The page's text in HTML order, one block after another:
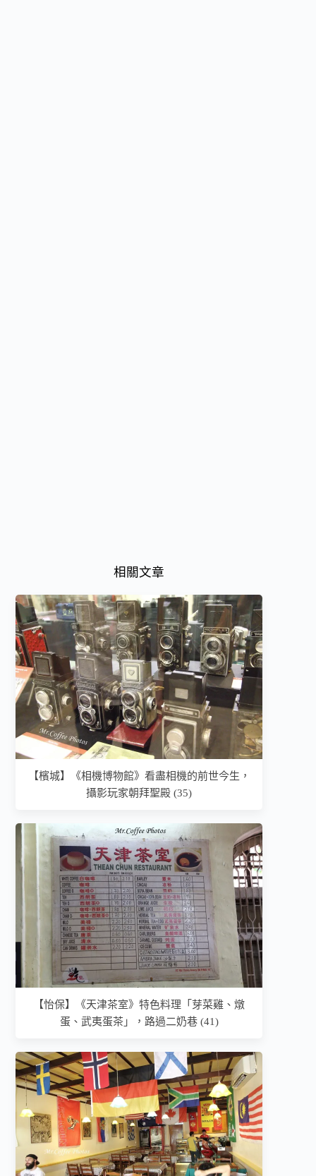
相關文章
【檳城】《相機博物館》看盡相機的前世今生，
攝影玩家朝拜聖殿 (35)
【怡保】《天津茶室》特色料理「芽菜雞、燉
蛋、武夷蛋茶」，路過二奶巷 (41)